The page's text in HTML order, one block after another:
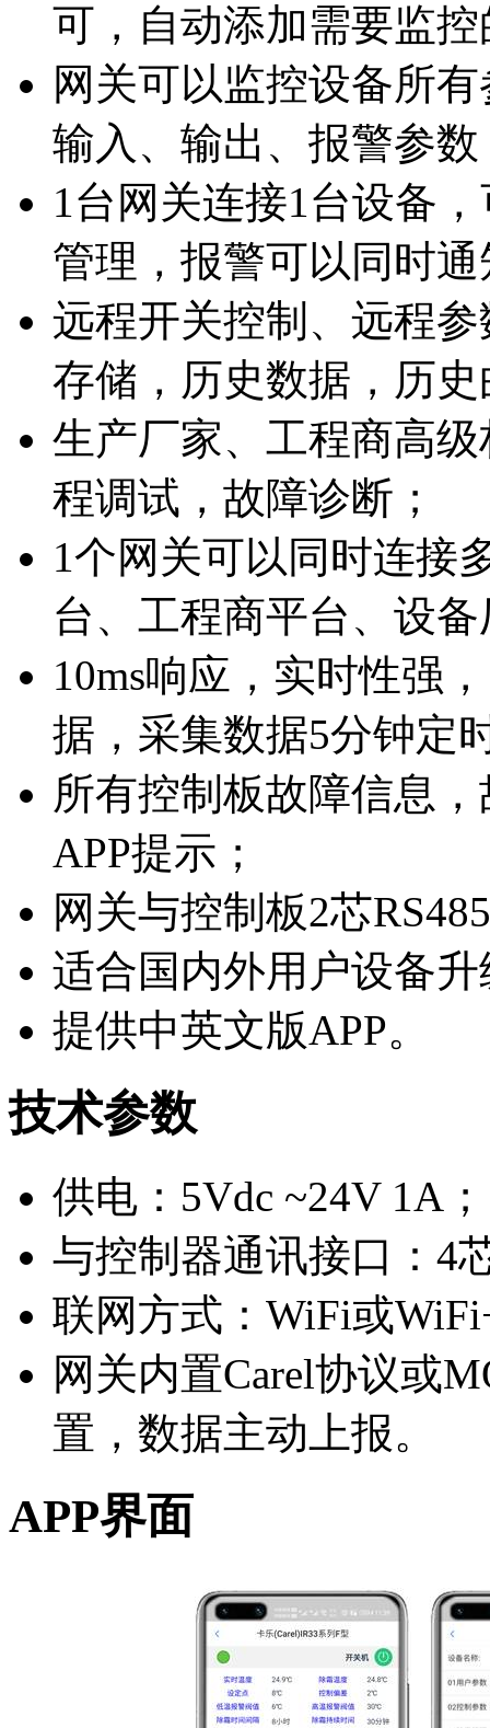
可，自动添加需要监
网关可以监控设备所
输入、输出、报警参数
1台网关连接1台设备
管理，报警可以同时
远程开关控制、远程
存储，历史数据，历
生产厂家、工程商高
程调试，故障诊断；
1个网关可以同时连接
台、工程商平台、设
10ms响应，实时性强
据，采集数据5分钟定
所有控制板故障信息
APP提示；
网关与控制板2芯
适合国内外用户设备
提供中英文版APP。
技术参数
供电：5Vdc ~24V 1A；
与控制器通讯接口：4
联网方式：WiFi或
网关内置Carel协议或
置，数据主动上报。
APP界面